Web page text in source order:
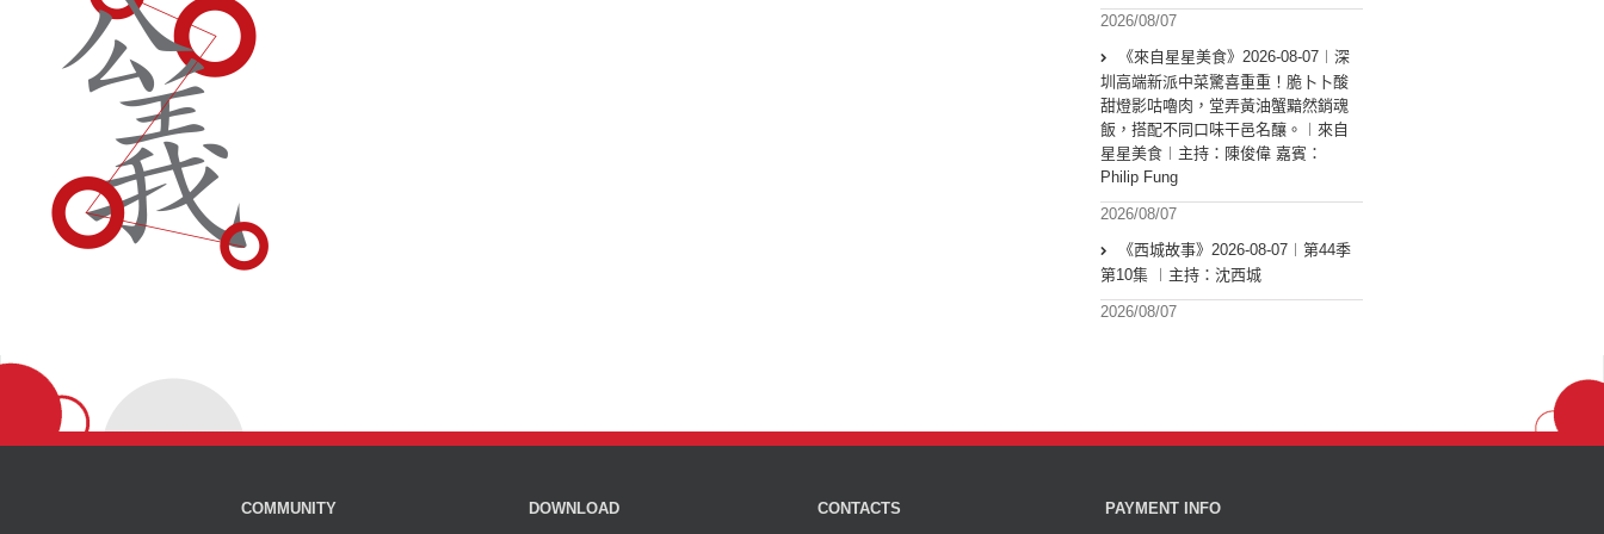
2026/08/07
《來自星星美食》2026-08-07︱深
圳高端新派中菜驚喜重重！脆卜卜酸
甜燈影咕嚕肉，堂弄黃油蟹黯然銷魂
飯，搭配不同口味干邑名釀。︱來自
星星美食︱主持：陳俊偉 嘉賓：
Philip Fung
2026/08/07
《西城故事》2026-08-07︱第44季
第10集 ︱主持：沈西城
2026/08/07
COMMUNITY DOWNLOAD CONTACTS PAYMENT INFO